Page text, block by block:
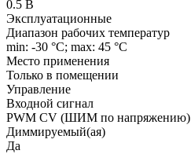
0.5 В
Эксплуатационные
Диапазон рабочих температур
min: -30 °C; max: 45 °C
Место применения
Только в помещении
Управление
Входной сигнал
PWM СV (ШИМ по напряжению)
Диммируемый(ая)
Да